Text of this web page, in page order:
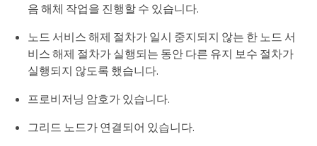
음 해체 작업을 진행할 수 있습니다.
노드 서비스 해제 절차가 일시 중지되지 않는 한 노드 서
비스 해제 절차가 실행되는 동안 다른 유지 보수 절차가
실행되지 않도록 했습니다.
프로비저닝 암호가 있습니다.
그리드 노드가 연결되어 있습니다.